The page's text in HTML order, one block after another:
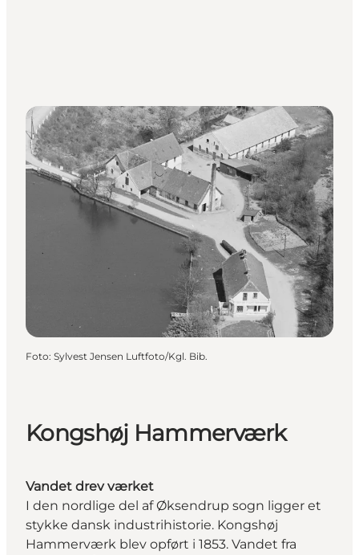
Foto: Sylvest Jensen Luftfoto/Kgl. Bib.
Kongshøj Hammerværk
Vandet drev værket
I den nordlige del af Øksendrup sogn ligger et
stykke dansk industrihistorie. Kongshøj
Hammerværk blev opført i 1853. Vandet fra